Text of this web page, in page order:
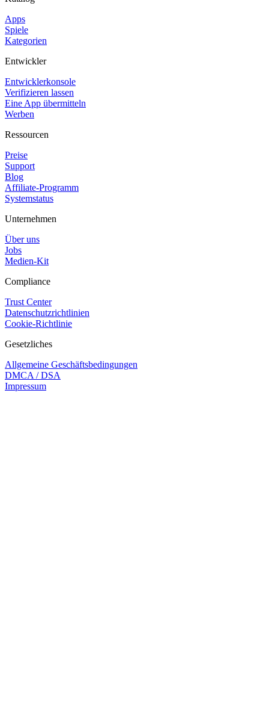
Apps
Spiele
Kategorien
Entwickler
Entwicklerkonsole
Verifizieren lassen
Eine App übermitteln
Werben
Ressourcen
Preise
Support
Blog
Affiliate-Programm
Systemstatus
Unternehmen
Über uns
Jobs
Medien-Kit
Compliance
Trust Center
Datenschutzrichtlinien
Cookie-Richtlinie
Gesetzliches
Allgemeine Geschäftsbedingungen
DMCA / DSA
Impressum